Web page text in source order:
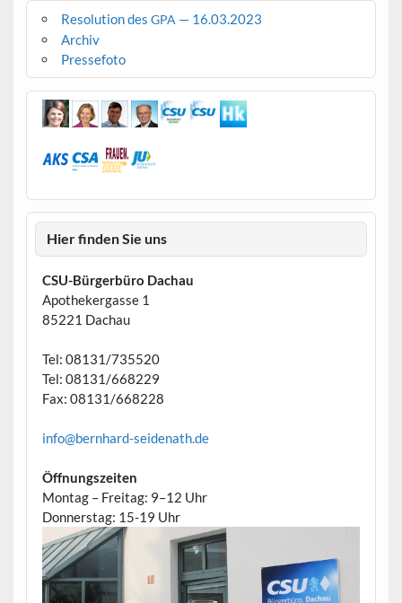
Resolution des GPA — 16.03.2023
Archiv
Pressefoto
Hier finden Sie uns
CSU-Bürgerbüro Dachau
Apothekergasse 1
85221 Dachau
Tel: 08131/735520
Tel: 08131/668229
Fax: 08131/668228
info@bernhard-seidenath.de
Öffnungszeiten
Montag – Freitag: 9–12 Uhr
Donnerstag: 15-19 Uhr